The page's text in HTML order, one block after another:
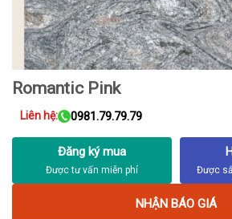
Romantic Pink
Liên hệ: 0981.79.79.79
Đăng ký mua
NHẬN BÁO GIÁ